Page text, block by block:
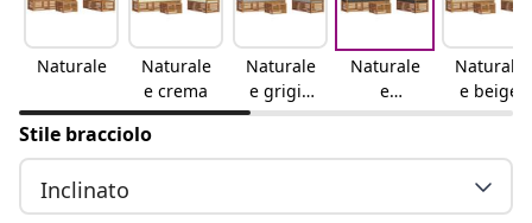
Naturale
Naturale
e crema
Naturale
e grigio
chiaro
Naturale
e
antracite
Naturale
e beige
Stile bracciolo
Inclinato